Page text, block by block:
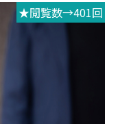
★閲覧数→401回